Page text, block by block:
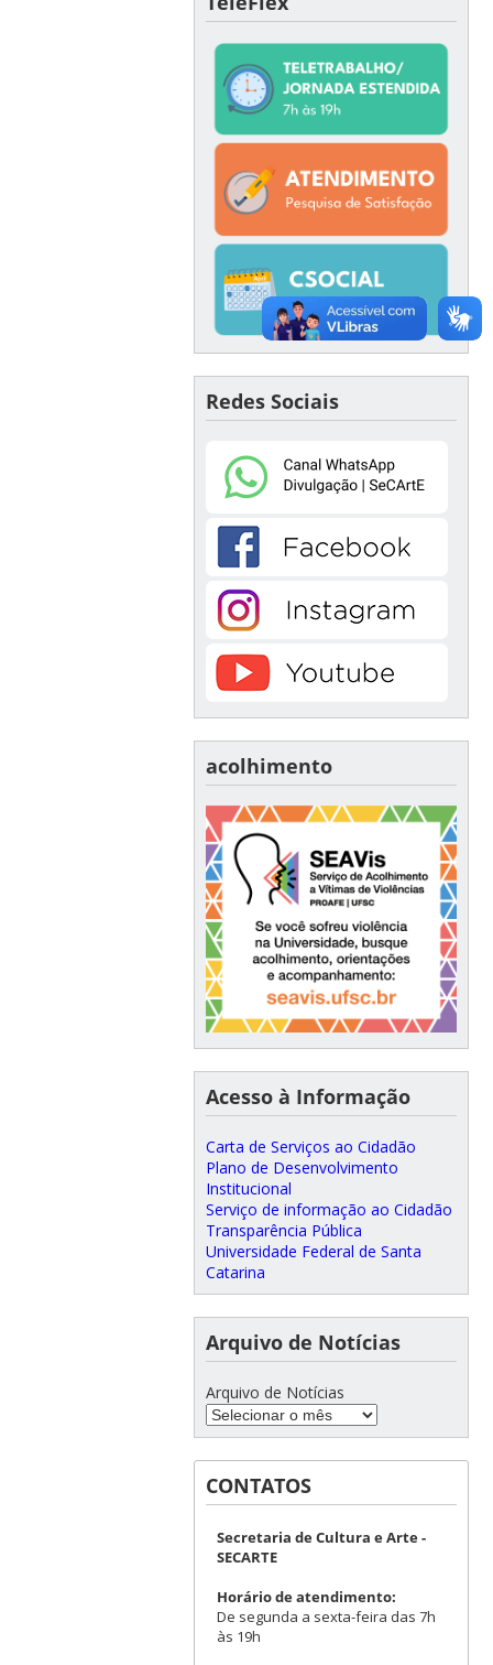
Redes Sociais
acolhimento
Acesso à Informação
Carta de Serviços ao Cidadão
Plano de Desenvolvimento
Institucional
Serviço de informação ao Cidadão
Transparência Pública
Universidade Federal de Santa
Catarina
Arquivo de Notícias
Arquivo de Notícias
CONTATOS
Secretaria de Cultura e Arte -
SECARTE
Horário de atendimento:
De segunda a sexta-feira das 7h
às 19h